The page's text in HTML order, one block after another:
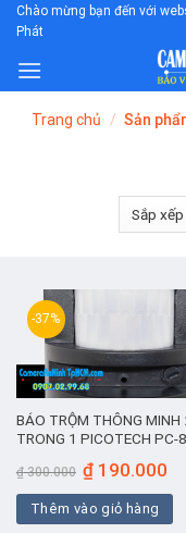
Skip
content
Chào mừng bạn đến với
Phát
Trang chủ / Sản
-37%
BÁO TRỘM THÔNG MINH
TRONG 1 PICOTECH PC-
₫300.000 Giá
gốc
là:
₫ 300.000.
₫ 190.000
tại
₫
Thêm vào giỏ hàng